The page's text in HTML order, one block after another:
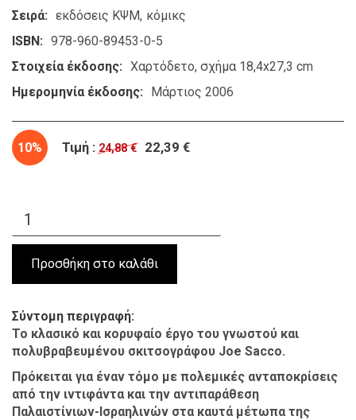
Σειρά
εκδόσεις ΚΨΜ κόμικς
ISBN
978-960-89453-0-5
Στοιχεία έκδοσης
Χαρτόδετο, σχήμα 18,4x27,3 cm
Ημερομηνία έκδοσης
Μάρτιος 2006
10% Τιμή : 24,88 € 22,39 €
Σύντομη περιγραφή
Το κλασικό και κορυφαίο έργο του γνωστού και
πολυβραβευμένου σκιτσογράφου Joe Sacco.
Πρόκειται για έναν τόμο με πολεμικές ανταποκρίσεις
από την ιντιφάντα και την αντιπαράθεση
Παλαιστίνιων-Ισραηλινών στα καυτά μέτωπα της